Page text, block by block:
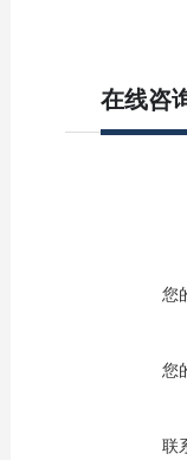
在线咨
您
您
联